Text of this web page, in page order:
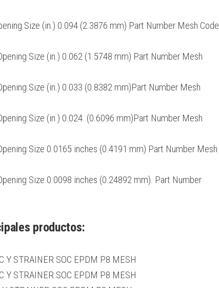
Size (in.) 0.094 (2.3876 mm) Part Number Mesh Code
Size (in.) 0.062 (1.5748 mm) Part Number Mesh
Size (in.) 0.033 (0.8382 mm)Part Number Mesh
Size (in.) 0.024 (0.6096 mm)Part Number Mesh
Size 0.0165 inches (0.4191 mm) Part Number Mesh
Size 0.0098 inches (0.24892 mm). Part Number
productos:
Y STRAINER SOC EPDM P8 MESH
Y STRAINER SOC EPDM P8 MESH